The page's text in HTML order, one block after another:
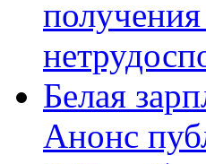
Белая
Анонс